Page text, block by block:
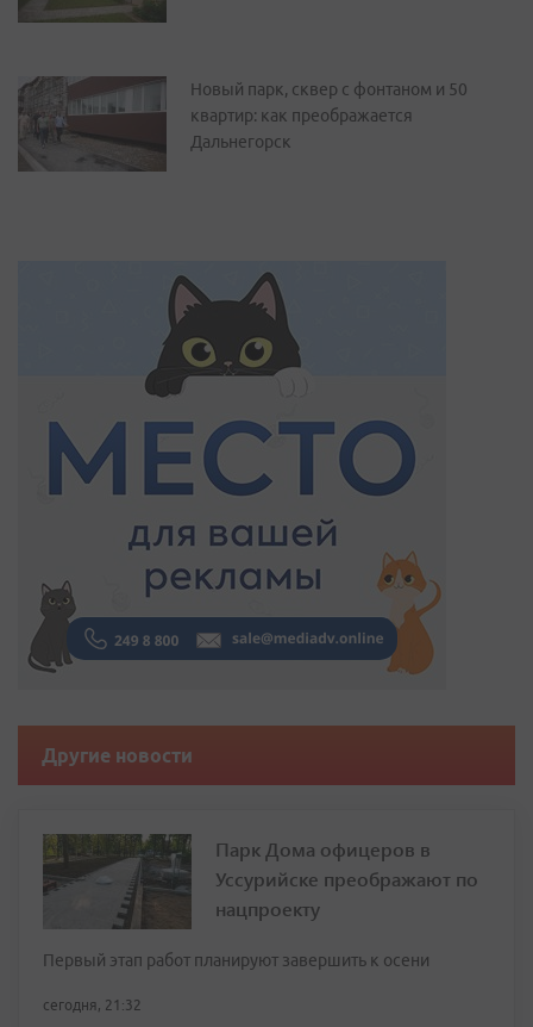
Новый парк, сквер с фонтаном и 50
квартир: как преображается
Дальнегорск
Другие новости
Парк Дома офицеров в
Уссурийске преображают по
нацпроекту
Первый этап работ планируют завершить к осени
сегодня, 21:32